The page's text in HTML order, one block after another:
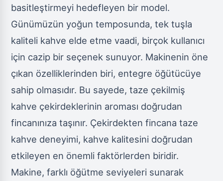
basitleştirmeyi hedefleyen bir model.
Günümüzün yoğun temposunda, tek tuşla
kaliteli kahve elde etme vaadi, birçok kullanıcı
için cazip bir seçenek sunuyor. Makinenin öne
çıkan özelliklerinden biri, entegre öğütücüye
sahip olmasıdır. Bu sayede, taze çekilmiş
kahve çekirdeklerinin aroması doğrudan
fincanınıza taşınır. Çekirdekten fincana taze
kahve deneyimi, kahve kalitesini doğrudan
etkileyen en önemli faktörlerden biridir.
Makine, farklı öğütme seviyeleri sunarak